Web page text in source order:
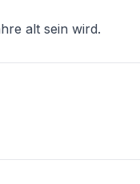
alt sein wird.